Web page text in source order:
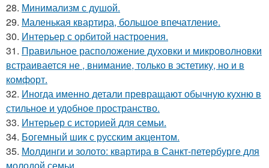
28. Минимализм с душой.
29. Маленькая квартира, большое впечатление.
30. Интерьер с орбитой настроения.
31. Правильное расположение духовки и микроволновки
встраивается не , внимание, только в эстетику, но и в
комфорт.
32. Иногда именно детали превращают обычную кухню в
стильное и удобное пространство.
33. Интерьер с историей для семьи.
34. Богемный шик с русским акцентом.
35. Молдинги и золото: квартира в Санкт-петербурге для
молодой семьи.